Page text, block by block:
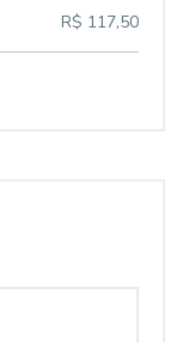
R$ 117,50